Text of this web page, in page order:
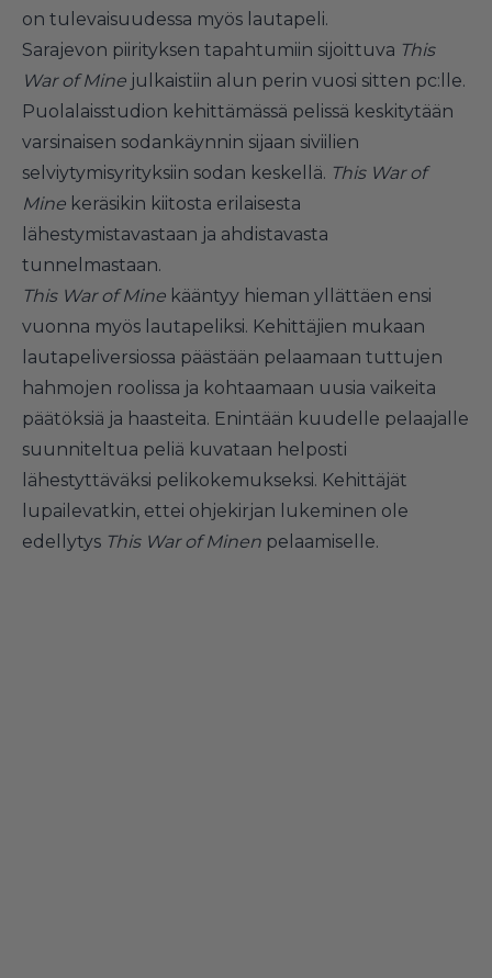
on tulevaisuudessa myös lautapeli.
Sarajevon piirityksen tapahtumiin sijoittuva This
War of Mine julkaistiin alun perin vuosi sitten pc:lle.
Puolalaisstudion kehittämässä pelissä keskitytään
varsinaisen sodankäynnin sijaan siviilien
selviytymisyrityksiin sodan keskellä. This War of
Mine keräsikin kiitosta erilaisesta
lähestymistavastaan ja ahdistavasta
tunnelmastaan.
This War of Mine kääntyy hieman yllättäen ensi
vuonna myös lautapeliksi. Kehittäjien mukaan
lautapeliversiossa päästään pelaamaan tuttujen
hahmojen roolissa ja kohtaamaan uusia vaikeita
päätöksiä ja haasteita. Enintään kuudelle pelaajalle
suunniteltua peliä kuvataan helposti
lähestyttäväksi pelikokemukseksi. Kehittäjät
lupailevatkin, ettei ohjekirjan lukeminen ole
edellytys This War of Minen pelaamiselle.